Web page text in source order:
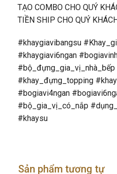
TẠO COMBO CHO QUÝ
TIỀN SHIP CHO QUÝ
#khaygiavibangsu
#khaygiavi6ngan
#khay_đựng_topping
#bogiavi4ngan
#bộ_gia_vị_có_nắp
#khaysu
Sản phẩm tương tự